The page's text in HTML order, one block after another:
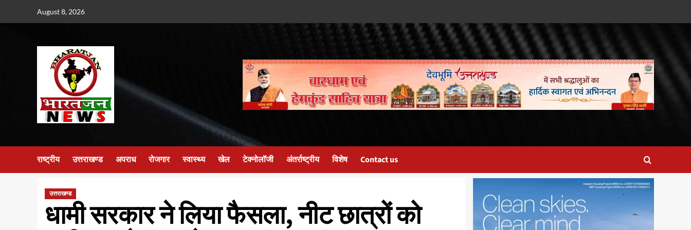
August 8, 2026
राष्ट्रीय उत्तराखण्ड अपराध रोजगार स्वास्थ्य खेल टेक्नोलॉजी अंतर्राष्ट्रीय विशेष Contact us
उत्तराखण्ड
धामी सरकार ने लिया फैसला, नीट छात्रों को